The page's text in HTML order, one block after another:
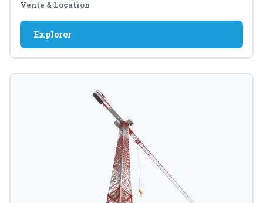
Vente & Location
Explorer